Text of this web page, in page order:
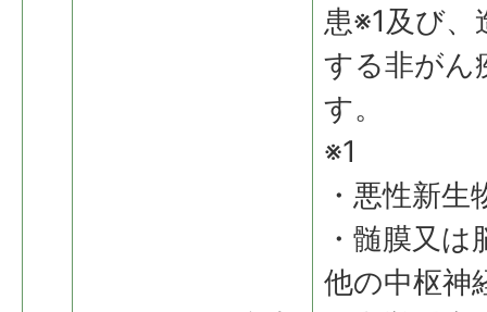
患※1及び、
する非がん
す。
※1
・悪性新
・髄膜又
他の中枢神